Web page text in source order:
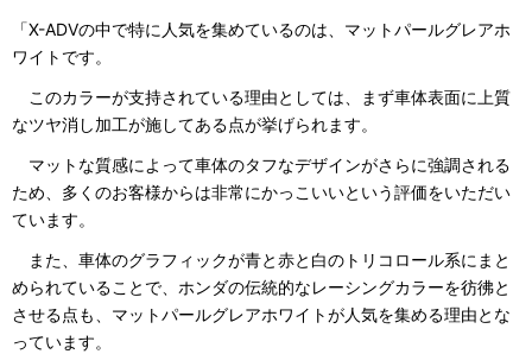
「X-ADVの中で特に人気を集めているのは、マットパールグレアホ
ワイトです。
このカラーが支持されている理由としては、まず車体表面に上質
なツヤ消し加工が施してある点が挙げられます。
マットな質感によって車体のタフなデザインがさらに強調される
ため、多くのお客様からは非常にかっこいいという評価をいただい
ています。
また、車体のグラフィックが青と赤と白のトリコロール系にまと
められていることで、ホンダの伝統的なレーシングカラーを彷彿と
させる点も、マットパールグレアホワイトが人気を集める理由とな
っています。